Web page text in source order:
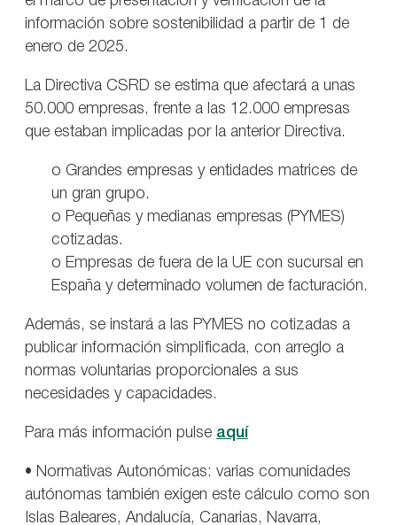
información sobre sostenibilidad a partir de 1 de
enero de 2025.
La Directiva CSRD se estima que afectará a unas
50.000 empresas, frente a las 12.000 empresas
que estaban implicadas por la anterior Directiva.
o Grandes empresas y entidades matrices de
un gran grupo.
o Pequeñas y medianas empresas (PYMES)
cotizadas.
o Empresas de fuera de la UE con sucursal en
España y determinado volumen de facturación.
Además, se instará a las PYMES no cotizadas a
publicar información simplificada, con arreglo a
normas voluntarias proporcionales a sus
necesidades y capacidades.
Para más información pulse aquí
• Normativas Autonómicas: varias comunidades
autónomas también exigen este cálculo como son
Islas Baleares, Andalucía, Canarias, Navarra,